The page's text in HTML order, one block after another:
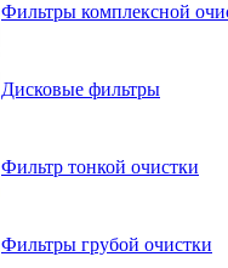
Фильтры комплексной
Дисковые фильтры
Фильтр тонкой очистки
Фильтры грубой очистки